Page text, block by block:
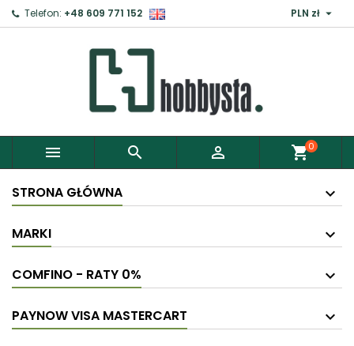
Telefon: +48 609 771 152 PLN zł 
   shopping_cart0
STRONA GŁÓWNA
MARKI
COMFINO - RATY 0%
PAYNOW VISA MASTERCART